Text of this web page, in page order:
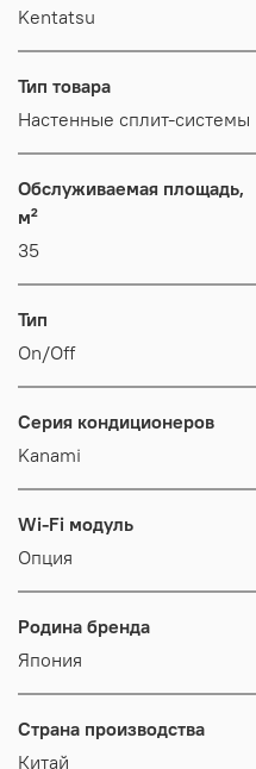
Kentatsu
Тип товара
Настенные сплит-системы
Обслуживаемая площадь,
м²
35
Тип
On/Off
Серия кондиционеров
Kanami
Wi-Fi модуль
Опция
Родина бренда
Япония
Страна производства
Китай